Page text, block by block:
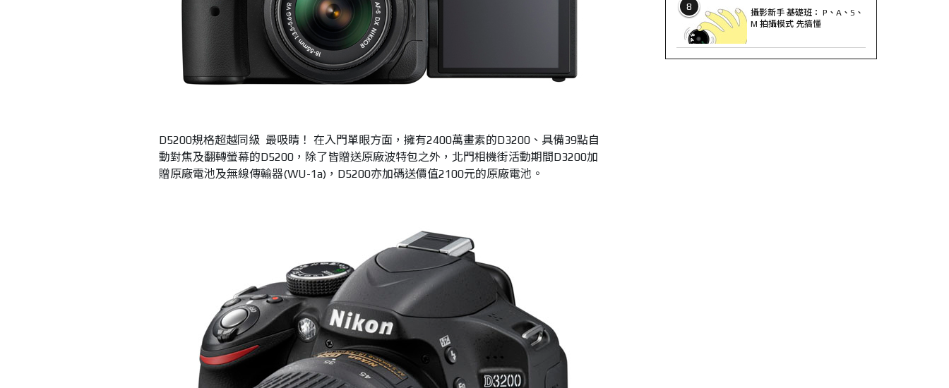
D5200規格超越同級 最吸睛！ 在入門單眼方面，擁有2400萬畫素的D3200、具備39點自
動對焦及翻轉螢幕的D5200，除了皆贈送原廠波特包之外，北門相機街活動期間D3200加
贈原廠電池及無線傳輸器(WU-1a)，D5200亦加碼送價值2100元的原廠電池。
8
攝影新手 基礎班： P、A、S、
M 拍攝模式 先搞懂